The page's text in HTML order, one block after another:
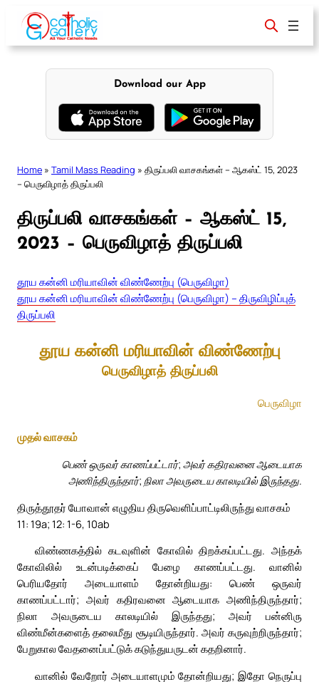
content
Download our App
Home » Tamil Mass Reading » திருப்பலி வாசகங்கள் – ஆகஸ்ட் 15, 2023
– பெருவிழாத் திருப்பலி
திருப்பலி வாசகங்கள் – ஆகஸ்ட் 15,
2023 – பெருவிழாத் திருப்பலி
தூய கன்னி மரியாவின் விண்ணேற்பு (பெருவிழா)
தூய கன்னி மரியாவின் விண்ணேற்பு (பெருவிழா) – திருவிழிப்புத்
திருப்பலி
தூய கன்னி மரியாவின் விண்ணேற்பு
பெருவிழாத் திருப்பலி
பெருவிழா
முதல் வாசகம்
பெண் ஒருவர் காணப்பட்டார்; அவர் கதிரவனை ஆடையாக
அணிந்திருந்தார்; நிலா அவருடைய காலடியில் இருந்தது.
திருத்தூதர் யோவான் எழுதிய திருவெளிப்பாட்டிலிருந்து வாசகம்
11: 19a; 12: 1-6, 10ab
விண்ணகத்தில் கடவுளின் கோவில் திறக்கப்பட்டது. அந்தக்
கோவிலில் உடன்படிக்கைப் பேழை காணப்பட்டது. வானில்
பெரியதோர் அடையாளம் தோன்றியது: பெண் ஒருவர்
காணப்பட்டார்; அவர் கதிரவனை ஆடையாக அணிந்திருந்தார்;
நிலா அவருடைய காலடியில் இருந்தது; அவர் பன்னிரு
விண்மீன்களைத் தலைமீது சூடியிருந்தார். அவர் கருவுற்றிருந்தார்;
பேறுகால வேதனைப்பட்டுக் கடுந்துயருடன் கதறினார்.
வானில் வேறோர் அடையாளமும் தோன்றியது; இதோ நெருப்பு